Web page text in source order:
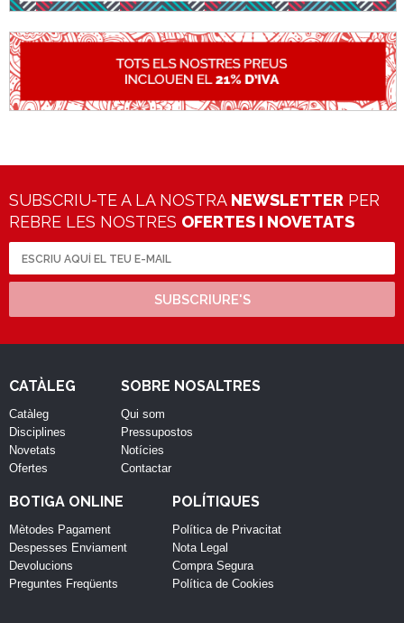
SUBSCRIU-TE A LA NOSTRA NEWSLETTER PER
REBRE LES NOSTRES OFERTES I NOVETATS
SUBSCRIURE'S
CATÀLEG
Catàleg
Disciplines
Novetats
Ofertes
SOBRE NOSALTRES
Qui som
Pressupostos
Notícies
Contactar
BOTIGA ONLINE
Mètodes Pagament
Despesses Enviament
Devolucions
Preguntes Freqüents
POLÍTIQUES
Política de Privacitat
Nota Legal
Compra Segura
Política de Cookies